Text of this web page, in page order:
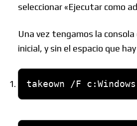
seleccionar «Ejecutar como
Una vez tengamos la
inicial, y sin el espacio que
takeown /F